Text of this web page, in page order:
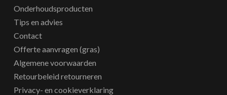
Onderhoudsproducten
Tips en advies
Contact
Offerte aanvragen (gras)
Algemene voorwaarden
Retourbeleid retourneren
Privacy- en cookieverklaring